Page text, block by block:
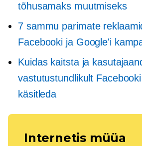
tõhusamaks muutmiseks
7 sammu parimate
Facebooki ja Google'i
Kuidas kaitsta ja
vastutustundlikult
käsitleda
Internetis müüa